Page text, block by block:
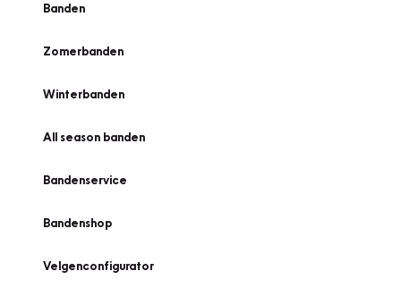
Banden
Zomerbanden
Winterbanden
All season banden
Bandenservice
Bandenshop
Velgenconfigurator